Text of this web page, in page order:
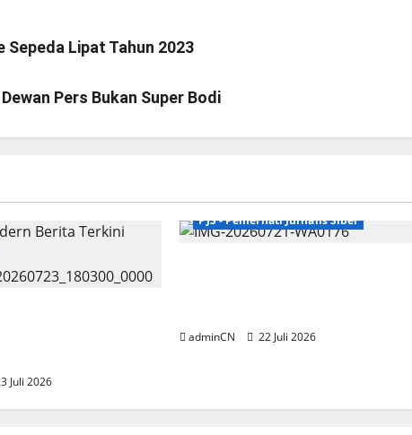
Lipat Tahun 2023
Pers Bukan Super Bodi
Juli 2026
PJS - Pemerhati Jurnalis Siber
adminCN 22 Juli 2026